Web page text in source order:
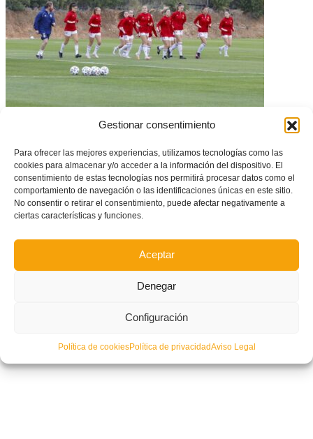
Gestionar consentimiento
Para ofrecer las mejores experiencias, utilizamos tecnologías como las
cookies para almacenar y/o acceder a la información del dispositivo. El
consentimiento de estas tecnologías nos permitirá procesar datos como el
comportamiento de navegación o las identificaciones únicas en este sitio.
No consentir o retirar el consentimiento, puede afectar negativamente a
ciertas características y funciones.
Aceptar
Denegar
Configuración
Política de cookiesPolítica de privacidadAviso Legal